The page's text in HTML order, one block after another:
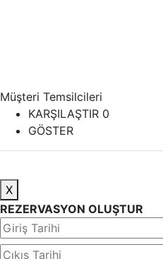
Müşteri Temsilcileri
KARŞILAŞTIR 0
GÖSTER
X
REZERVASYON OLUŞTUR